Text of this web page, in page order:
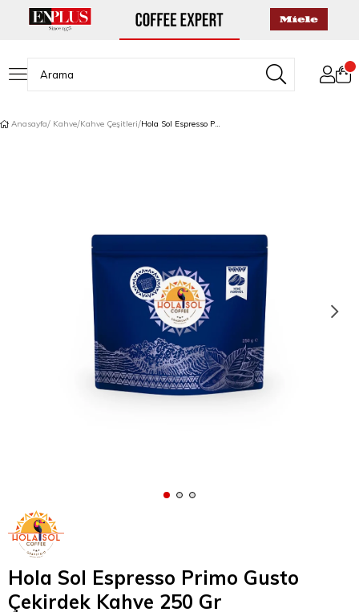
Anasayfa Kahve Kahve Çeşitleri Hola Sol Espresso Primo Gusto Çekirdek Kahve 250 Gr
Hola Sol Espresso Primo Gusto
Çekirdek Kahve 250 Gr